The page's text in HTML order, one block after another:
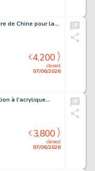
de Chine pour la…
closed
07/06/2026
€4,200
à l'acrylique…
closed
07/06/2026
€3,800